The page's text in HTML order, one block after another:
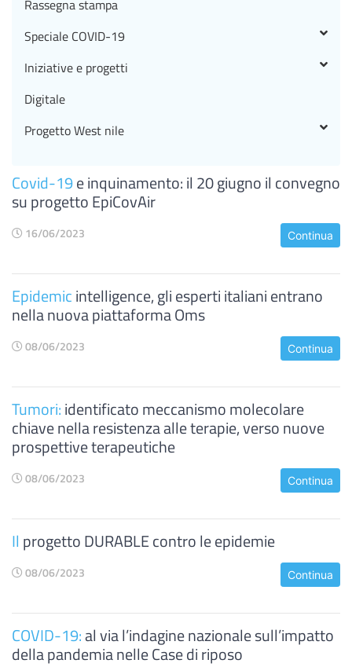
Covid-19e inquinamento: il 20 giugno il convegno
su progetto EpiCovAir
16/06/2023 Continua
Epidemicintelligence, gli esperti italiani entrano
nella nuova piattaforma Oms
08/06/2023 Continua
Tumori:identificato meccanismo molecolare
chiave nella resistenza alle terapie, verso nuove
prospettive terapeutiche
08/06/2023 Continua
Il progetto DURABLE contro le epidemie
08/06/2023 Continua
COVID-19:al via l’indagine nazionale sull’impatto
della pandemia nelle Case di riposo
Rassegna stampa
Speciale COVID-19
Iniziative e progetti
Digitale
Progetto West nile